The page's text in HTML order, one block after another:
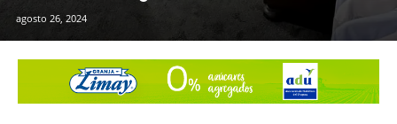
agosto 26, 2024